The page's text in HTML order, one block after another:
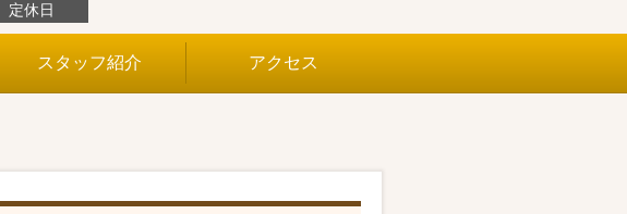
定休日
スタッフ紹介 アクセス